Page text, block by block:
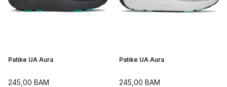
Patike UA Aura
245,00 BAM
Patike UA Aura
245,00 BAM